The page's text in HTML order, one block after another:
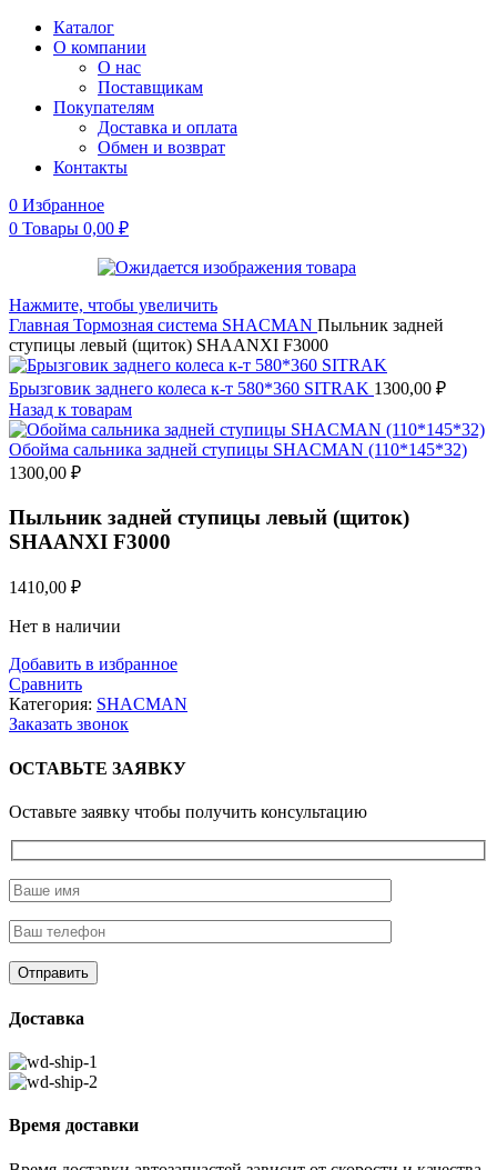
Каталог
О компании
О нас
Поставщикам
Покупателям
Доставка и оплата
Обмен и возврат
Контакты
0 Избранное
0 Товары 0,00 ₽
Нажмите, чтобы увеличить
Главная Тормозная система SHACMAN Пыльник задней
ступицы левый (щиток) SHAANXI F3000
Брызговик заднего колеса к-т 580*360 SITRAK 1300,00 ₽
Назад к товарам
Обойма сальника задней ступицы SHACMAN (110*145*32)
1300,00 ₽
Пыльник задней ступицы левый (щиток)
SHAANXI F3000
1410,00 ₽
Нет в наличии
Добавить в избранное
Сравнить
Категория: SHACMAN
Заказать звонок
ОСТАВЬТЕ ЗАЯВКУ
Оставьте заявку чтобы получить консультацию
Доставка
Время доставки